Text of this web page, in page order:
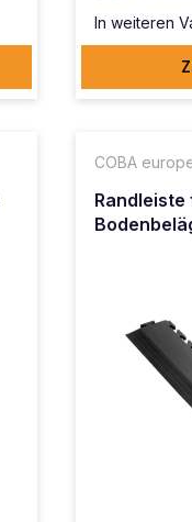
In weiteren
COBA